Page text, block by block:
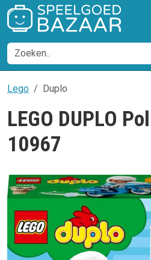
Lego Duplo
LEGO DUPLO
10967